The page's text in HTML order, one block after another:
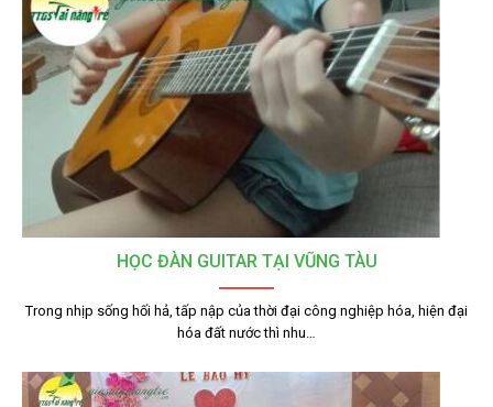
HỌC ĐÀN GUITAR TẠI VŨNG TÀU
Trong nhịp sống hối hả, tấp nập của thời đại công nghiệp hóa, hiện đại
hóa đất nước thì nhu…